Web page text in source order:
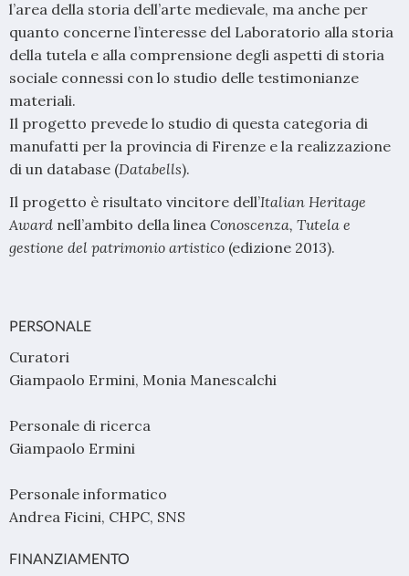
l’area della storia dell’arte medievale, ma anche per
quanto concerne l’interesse del Laboratorio alla storia
della tutela e alla comprensione degli aspetti di storia
sociale connessi con lo studio delle testimonianze
materiali.
Il progetto prevede lo studio di questa categoria di
manufatti per la provincia di Firenze e la realizzazione
di un database (Databells).
Il progetto è risultato vincitore dell’Italian Heritage
Award nell’ambito della linea Conoscenza, Tutela e
gestione del patrimonio artistico (edizione 2013).
PERSONALE
Curatori
Giampaolo Ermini, Monia Manescalchi
Personale di ricerca
Giampaolo Ermini
Personale informatico
Andrea Ficini, CHPC, SNS
FINANZIAMENTO